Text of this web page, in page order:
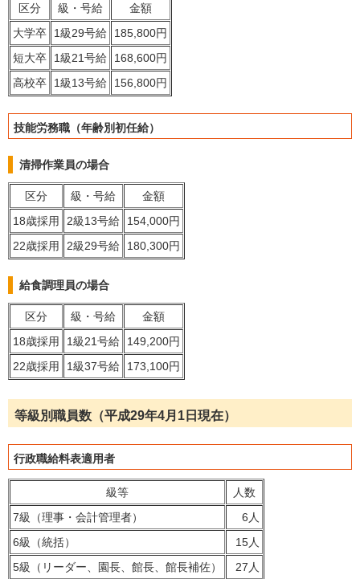
区分 級・号給
金額
大学卒
1級29号給
185,800円
短大卒
1級21号給
168,600円
高校卒
1級13号給 156,800円
技能労務職（年齢別初任給）
清掃作業員の場合
区分 級・号給
金額
18歳採用
2級13号給
154,000円
22歳採用
2級29号給 180,300円
給食調理員の場合
区分 級・号給
金額
18歳採用
1級21号給
149,200円
22歳採用
1級37号給 173,100円
等級別職員数（平成29年4月1日現在）
行政職給料表適用者
級等
人数
7級（理事・会計管理者）
6人
6級（統括）
15人
5級（リーダー、園長、館長、館長補佐）
27人